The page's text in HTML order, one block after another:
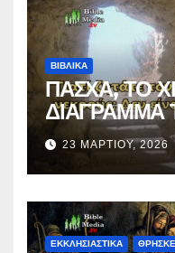
ΒΙΒΛΙΚΑ
ΠΑΣΧΑ, ΤΟ
ΔΙΑΓΡΑΜΜΑ
23 ΜΑΡΤΊΟΥ, 2026
ΕΚΚΛΗΣΙΑΣΤΙΚΑ